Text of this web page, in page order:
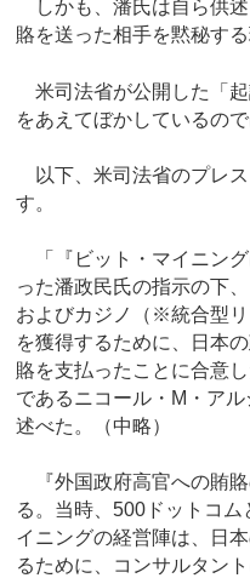
しかも、潘氏は自ら供
賂を送った相手を黙秘す
米司法省が公開した「
をあえてぼかしているの
以下、米司法省のプレ
す。
「『ビット・マイニン
った潘政民氏の指示の下
およびカジノ（※統合型
を獲得するために、日本
賂を支払ったことに合意
であるニコール・M・ア
述べた。（中略）
『外国政府高官への賄
る。当時、500ドットコ
イニングの経営陣は、日
るために、コンサルタン